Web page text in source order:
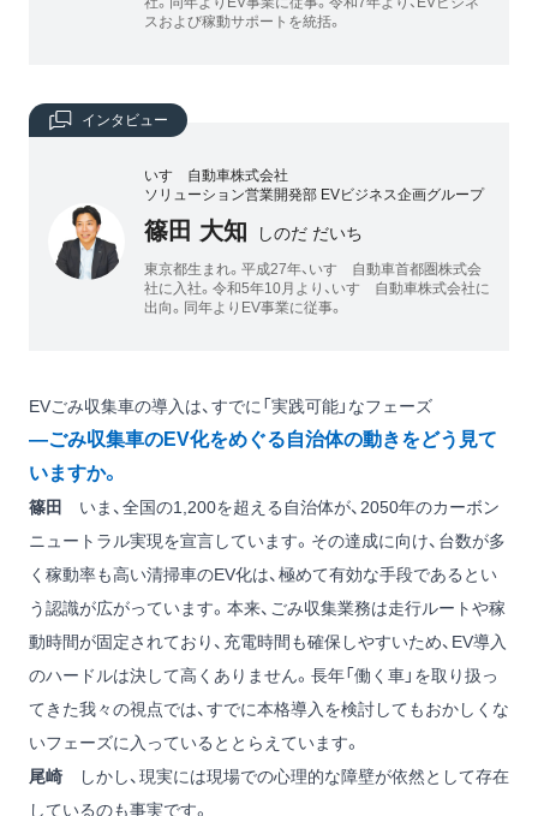
スおよび稼動サポートを統括。
インタビュー
いすゞ自動車株式会社
ソリューション営業開発部 EVビジネス企画グループ
篠田 大知 しのだ だいち
東京都生まれ。平成27年、いすゞ自動車首都圏株式会
社に入社。令和5年10月より、いすゞ自動車株式会社に
出向。同年よりEV事業に従事。
EVごみ収集車の導入は、すでに「実践可能」なフェーズ
―ごみ収集車のEV化をめぐる自治体の動きをどう見て
いますか。
篠田 いま、全国の1,200を超える自治体が、2050年のカーボン
ニュートラル実現を宣言しています。その達成に向け、台数が多
く稼動率も高い清掃車のEV化は、極めて有効な手段であるとい
う認識が広がっています。本来、ごみ収集業務は走行ルートや稼
動時間が固定されており、充電時間も確保しやすいため、EV導入
のハードルは決して高くありません。長年「働く車」を取り扱っ
てきた我々の視点では、すでに本格導入を検討してもおかしくな
いフェーズに入っているととらえています。
尾崎 しかし、現実には現場での心理的な障壁が依然として存在
しているのも事実です。